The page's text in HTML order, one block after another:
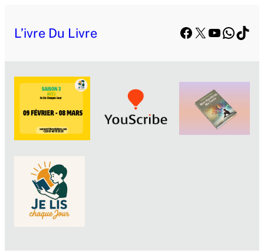
L’ivre Du Livre Facebook
X YouTube